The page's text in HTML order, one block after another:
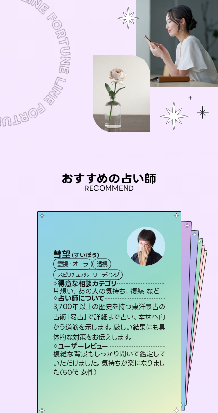
おすすめの占い師
RECOMMEND
彗望（すいぼう）
霊視・オーラ
透視
スピリチュアル・リーディング
得意な相談カテゴリ
片想い、あの人の気持ち、復縁 など
占い師について
3,700年以上の歴史を持つ東洋最古の
占術「易占」で詳細まで占い、幸せへ向
かう道筋を示します。厳しい結果にも具
体的な対策をお伝えします。
ユーザーレビュー
複雑な背景もしっかり聞いて鑑定して
いただけました。気持ちが楽になりまし
た（50代 女性）
アイリス -iris-
西洋占星術 タロット
ルーン
得意な相談カテゴリ
恋愛総合、片想い、二人の未来 など
占い師について
復縁、恋愛、不倫の行方、同性愛や片
思い、仕事関係や借金問題まで知りた
いことや心の負担になっていることを
紐解き、背中をそっと押して導きます。
ユーザーレビュー
安心感のあり、言い切ってくれる所や濁
さない鑑定のおかげで、毎回自分の気
持ちを整えられます（30代 男性）
未来視師＊花
霊視・オーラ
スピリチュアル・リーディング
得意な相談カテゴリ
出逢い、片想い、復縁 など
占い師について
未来には何パターンもの選択肢があり
ます。不安で視えにくくなっているあな
たの素敵な未来を見つけ、その未来を
選択できるようアドバイスします。
ユーザーレビュー
職場の人の性質や人間関係、本心など
本当によく視えていてびっくり。対策が
打てて前向きになれます（40代）
セラピスト理恵
霊視・オーラ
スピリチュアル・リーディング
得意な相談カテゴリ
片想い、二人の未来、年の差 など
占い師について
連絡再開、復縁、成就などの報告実績多数。セラピストとして2万超の施術経験があるからこそできる鑑定で、より良い未来をサポートします。
ユーザーレビュー
とても心温まる鑑定でした。しかもこち
らは何も言っていないのに視えていらっ
しゃるんだなと驚きです（30代女性）
桃源珠羽
霊視・オーラ
スピリチュアル・リーディング
得意な相談カテゴリ
片想い、あの人の気持ち、復縁 など
占い師について
恋愛のお悩みの中でも特に「曖昧な関
係」の相談を得意としており、友達以上
恋人未満なお相手との今後や本音を丁
寧に読み解き恋愛成就へと導きます。
ユーザーレビュー
鑑定していただいてアドバイス通りに行
動すると仲が復活してきました。ありが
とうございました（40代 女性）
おう 霊感オラクル
霊視・オーラ
オラクルカード
得意な相談カテゴリ
恋愛総合、あの人の気持ち など
占い師について
霊視×オラクルカードを使って「今」と
「未来」そして「気になるあの人の気持
ち」まで丁寧に読み解き、恋や人生のヒ
ントを優しく引き出します。
ユーザーレビュー
不安な気持ちが嘘みたいに晴れまし
た…！よく視えていらっしゃるんだなと
感じました（40代 女性）